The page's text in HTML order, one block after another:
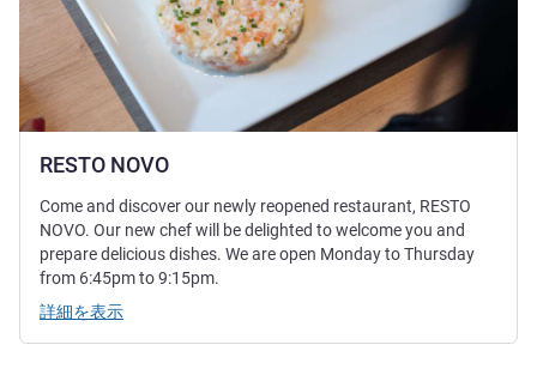
RESTO NOVO
Come and discover our newly reopened restaurant, RESTO
NOVO. Our new chef will be delighted to welcome you and
prepare delicious dishes. We are open Monday to Thursday
from 6:45pm to 9:15pm.
詳細を表示